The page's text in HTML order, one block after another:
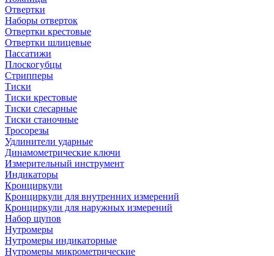
Отвертки
Наборы отверток
Отвертки крестовые
Отвертки шлицевые
Пассатижи
Плоскогубцы
Стрипперы
Тиски
Тиски крестовые
Тиски слесарные
Тиски станочные
Тросорезы
Удлинители ударные
Динамометрические ключи
Измерительный инструмент
Индикаторы
Кронциркули
Кронциркули для внутренних измерений
Кронциркули для наружных измерений
Набор щупов
Нутромеры
Нутромеры индикаторные
Нутромеры микрометрические